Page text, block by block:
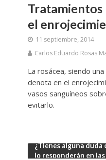
Tratamientos
el
11 septiembre, 2014
Carlos Eduardo Rosas
La rosácea, siendo
denota en el
vasos sanguíneos
evitarlo.
¿Tienes alguna duda
lo responderán en